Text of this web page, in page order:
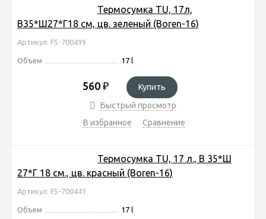
Термосумка TU, 17л,
В35*Ш27*Г18 см, цв. зеленый (Boren-16)
Артикул: FS-700499
Объем 17 l
560 ₽
Купить
Быстрый просмотр
В избранное
Сравнение
Термосумка TU, 17 л., В 35*Ш
27*Г 18 см., цв. красный (Boren-16)
Артикул: FS-700441
Объем 17 l